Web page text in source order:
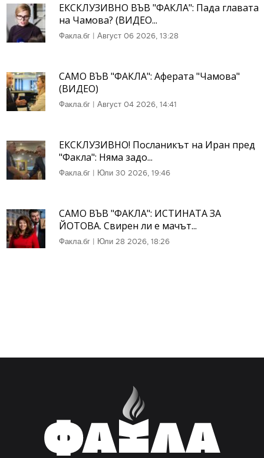
ЕКСКЛУЗИВНО ВЪВ "ФАКЛА": Пада главата
на Чамова? (ВИДЕО...
Факла.бг | Август 06 2026, 13:28
САМО ВЪВ "ФАКЛА": Аферата "Чамова"
(ВИДЕО)
Факла.бг | Август 04 2026, 14:41
ЕКСКЛУЗИВНО! Посланикът на Иран пред
"Факла": Няма задо...
Факла.бг | Юли 30 2026, 19:46
САМО ВЪВ "ФАКЛА": ИСТИНАТА ЗА
ЙОТОВА. Свирен ли е мачът...
Факла.бг | Юли 28 2026, 18:26